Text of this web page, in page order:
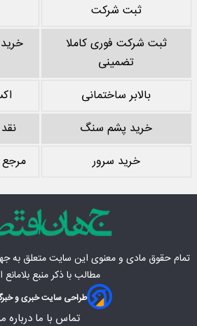
ثبت شرکت
ثبت شرکت فوری کاملا
تضمینی
بالابر ساختمانی
خرید پشم سنگ
خرید سرور
مرجع
تمام حقوق مادی‌ و معنوی این سایت متعلق به
مطالب با ذکر منبع
طراحی سایت خبری و
تماس با مادرباره